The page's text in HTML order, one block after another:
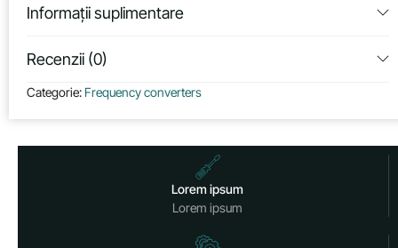
Informații suplimentare
Recenzii (0)
Categorie: Frequency converters
Lorem ipsum
Lorem ipsum